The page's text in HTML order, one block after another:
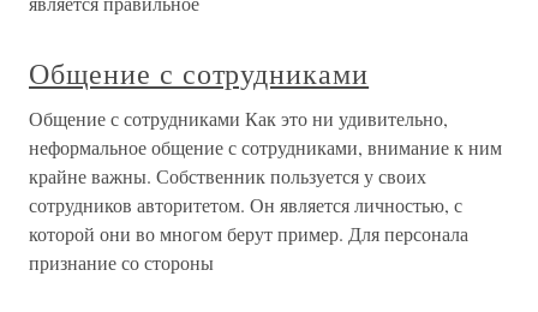
Общение с сотрудниками
Общение с сотрудниками Как это ни удивительно,
неформальное общение с сотрудниками, внимание к ним
крайне важны. Собственник пользуется у своих
сотрудников авторитетом. Он является личностью, с
которой они во многом берут пример. Для персонала
признание со стороны